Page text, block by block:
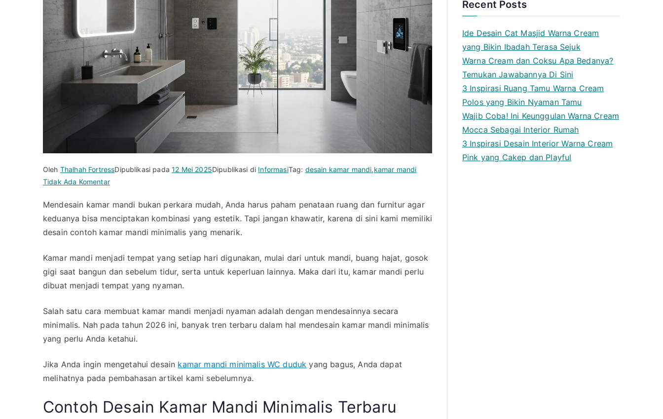
Oleh Thalhah FortressDipublikasi pada12 Mei 2025Dipublikasi di InformasiTag: desain kamar mandi,kamar mandi
Tidak Ada Komentarpada
Kamar
Mandi
Minimalis
2026
Mendesain kamar mandi bukan perkara mudah, Anda harus paham penataan ruang dan furnitur agar
keduanya bisa menciptakan kombinasi yang estetik. Tapi jangan khawatir, karena di sini kami memiliki
desain contoh kamar mandi minimalis yang menarik.
Kamar mandi menjadi tempat yang setiap hari digunakan, mulai dari untuk mandi, buang hajat, gosok
gigi saat bangun dan sebelum tidur, serta untuk keperluan lainnya. Maka dari itu, kamar mandi perlu
dibuat menjadi tempat yang nyaman.
Salah satu cara membuat kamar mandi menjadi nyaman adalah dengan mendesainnya secara
minimalis. Nah pada tahun 2026 ini, banyak tren terbaru dalam hal mendesain kamar mandi minimalis
yang perlu Anda ketahui.
Jika Anda ingin mengetahui desain kamar mandi minimalis WC duduk yang bagus, Anda dapat
melihatnya pada pembahasan artikel kami sebelumnya.
Contoh Desain Kamar Mandi Minimalis Terbaru
Recent Posts
Ide Desain Cat Masjid Warna Cream
yang Bikin Ibadah Terasa Sejuk
Warna Cream dan Coksu Apa Bedanya?
Temukan Jawabannya Di Sini
3 Inspirasi Ruang Tamu Warna Cream
Polos yang Bikin Nyaman Tamu
Wajib Coba! Ini Keunggulan Warna Cream
Mocca Sebagai Interior Rumah
3 Inspirasi Desain Interior Warna Cream
Pink yang Cakep dan Playful